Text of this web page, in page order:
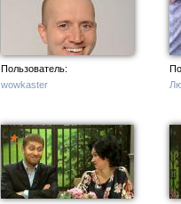
Пользователь:
wowkaster